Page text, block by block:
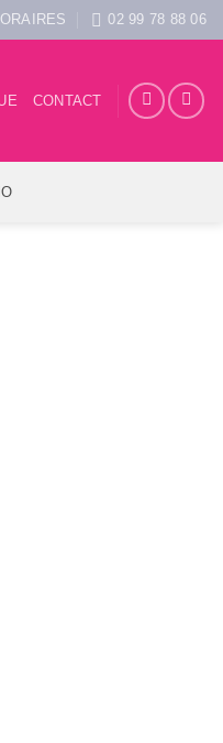
02 99 78 88 06
CONTACT